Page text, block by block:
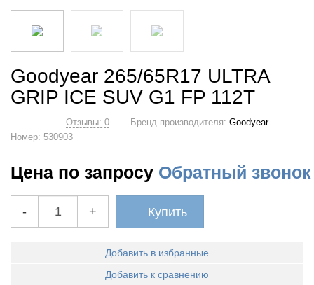
Goodyear 265/65R17 ULTRA
GRIP ICE SUV G1 FP 112T
Отзывы: 0 Бренд производителя: Goodyear
Номер: 530903
Цена по запросу Обратный звонок
- + Купить
Добавить в избранные
Добавить к сравнению